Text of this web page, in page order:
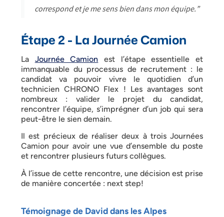
correspond et je me sens bien dans mon équipe.”
Étape 2 - La Journée Camion
La Journée Camion est l’étape essentielle et
immanquable du processus de recrutement : le
candidat va pouvoir vivre le quotidien d’un
technicien CHRONO Flex ! Les avantages sont
nombreux : valider le projet du candidat,
rencontrer l’équipe, s’imprégner d’un job qui sera
peut-être le sien demain.
Il est précieux de réaliser deux à trois Journées
Camion pour avoir une vue d’ensemble du poste
et rencontrer plusieurs futurs collègues.
À l’issue de cette rencontre, une décision est prise
de manière concertée : next step!
Témoignage de David dans les Alpes